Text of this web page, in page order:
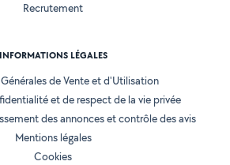
Recrutement
INFORMATIONS LÉGALES
de Vente et d'Utilisation
et de respect de la vie privée
des annonces et contrôle des avis
Mentions légales
Cookies